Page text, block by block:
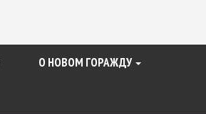
О НОВОМ ГОРАЖДУ